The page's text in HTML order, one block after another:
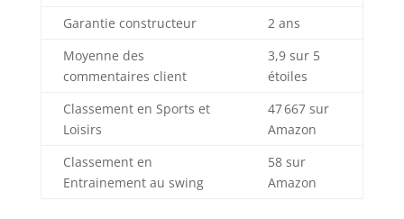
parfaitement à
de golf. Notre
s'adapte
parfaitement aux
domestiques,
Garantie constructeur
2 ans
Moyenne des
commentaires client
3,9 sur 5
étoiles
Classement en Sports et
Loisirs
47 667 sur
Amazon
Classement en
Entrainement au swing
58 sur
Amazon